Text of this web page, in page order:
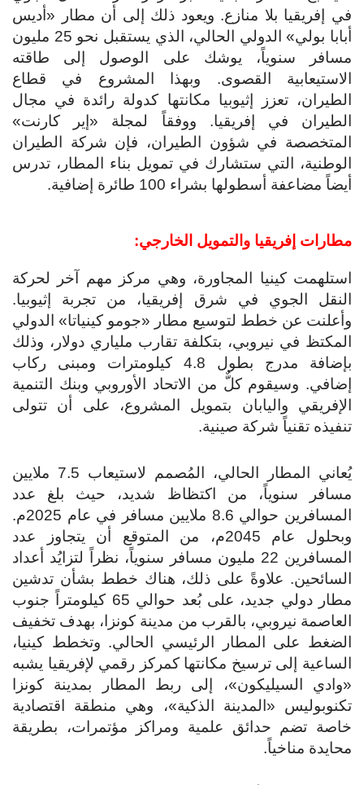
في إفريقيا بلا منازع. ويعود ذلك إلى أن مطار «أديس
أبابا بولي» الدولي الحالي، الذي يستقبل نحو 25 مليون
مسافر سنوياً، يوشك على الوصول إلى طاقته
الاستيعابية القصوى. وبهذا المشروع في قطاع
الطيران، تعزز إثيوبيا مكانتها كدولة رائدة في مجال
الطيران في إفريقيا. ووفقاً لمجلة «إير كارنت»
المتخصصة في شؤون الطيران، فإن شركة الطيران
الوطنية، التي ستشارك في تمويل بناء المطار، تدرس
أيضاً مضاعفة أسطولها بشراء 100 طائرة إضافية.
مطارات إفريقيا والتمويل الخارجي:
استلهمت كينيا المجاورة، وهي مركز مهم آخر لحركة
النقل الجوي في شرق إفريقيا، من تجربة إثيوبيا.
وأعلنت عن خطط لتوسيع مطار «جومو كينياتا» الدولي
المكتظ في نيروبي، بتكلفة تقارب ملياري دولار، وذلك
بإضافة مدرج بطول 4.8 كيلومترات ومبنى ركاب
إضافي. وسيقوم كلٌّ من الاتحاد الأوروبي وبنك التنمية
الإفريقي واليابان بتمويل المشروع، على أن تتولى
تنفيذه تقنياً شركة صينية.
يُعاني المطار الحالي، المُصمم لاستيعاب 7.5 ملايين
مسافر سنوياً، من اكتظاظ شديد، حيث بلغ عدد
المسافرين حوالي 8.6 ملايين مسافر في عام 2025م.
وبحلول عام 2045م، من المتوقع أن يتجاوز عدد
المسافرين 22 مليون مسافر سنوياً، نظراً لتزايُد أعداد
السائحين. علاوةً على ذلك، هناك خطط بشأن تدشين
مطار دولي جديد، على بُعد حوالي 65 كيلومتراً جنوب
العاصمة نيروبي، بالقرب من مدينة كونزا، بهدف تخفيف
الضغط على المطار الرئيسي الحالي. وتخطط كينيا،
الساعية إلى ترسيخ مكانتها كمركز رقمي لإفريقيا يشبه
«وادي السيليكون»، إلى ربط المطار بمدينة كونزا
تكنوبوليس «المدينة الذكية»، وهي منطقة اقتصادية
خاصة تضم حدائق علمية ومراكز مؤتمرات، بطريقة
محايدة مناخياً.